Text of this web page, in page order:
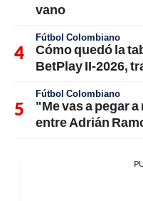
vano
Fútbol Colombiano
Cómo quedó la
BetPlay II-2026,
Fútbol Colombiano
"Me vas a pegar
entre Adrián